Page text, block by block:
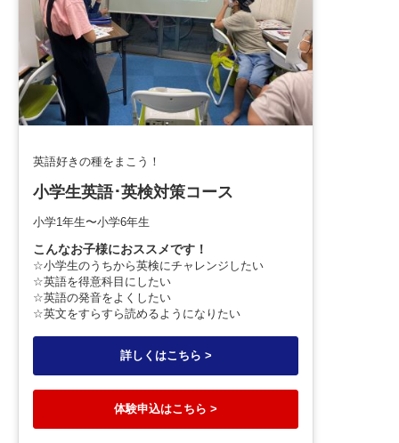
英語好きの種をまこう！
小学生英語･英検対策コース
小学1年生〜小学6年生
こんなお子様におススメです！
☆小学生のうちから英検にチャレンジしたい
☆英語を得意科目にしたい
☆英語の発音をよくしたい
☆英文をすらすら読めるようになりたい
詳しくはこちら >
体験申込はこちら >